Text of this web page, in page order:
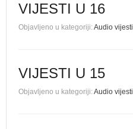
VIJESTI U 16
Objavljeno u kategoriji:Audio vijesti
VIJESTI U 15
Objavljeno u kategoriji:Audio vijesti